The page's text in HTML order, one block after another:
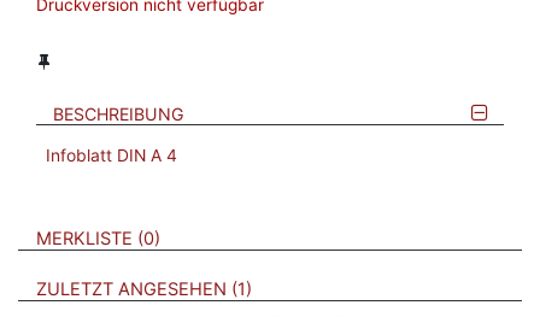
Druckversion nicht verfügbar
BESCHREIBUNG
Infoblatt DIN A 4
VERWEISE AUF VERMERKTE- ODER ZULETZT ANGESEHENE
MERKLISTE 0 BROSCHÜREN
ZULETZT ANGESEHEN 1 BROSCHÜREN